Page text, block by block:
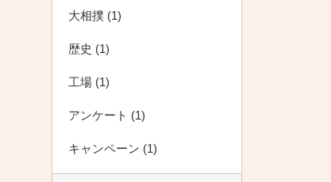
大相撲 (1)
歴史 (1)
工場 (1)
アンケート (1)
キャンペーン (1)